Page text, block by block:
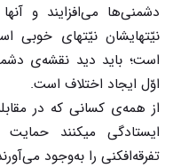
دشمنی‌ها می‌افزایند و
نیّتهایشان نیّتهای خوبی
است؛ باید دید نقشه‌ی
اوّل ایجاد اختلاف است.
از همه‌ی کسانی که در
ایستادگی میکنند
تفرقه‌افکنی را به‌وجود